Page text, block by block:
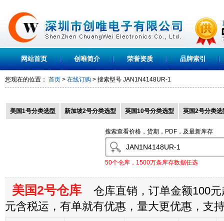
网站首页 创唯简介 荣誉资质 品牌索引
您现在的位置： 首页 > 在线订购 > 搜索型号 JAN1N4148UR-1
美国1号分类选型 新加坡2号分类选型 英国10号分类选型 英国2号分类选
搜索查看价格，货期，PDF，及最新库存
50个仓库，1500万条库存数据任选
美国2号仓库 仓库直销，订单金额100元
元含税运，有单就有优惠，量大更优惠，支